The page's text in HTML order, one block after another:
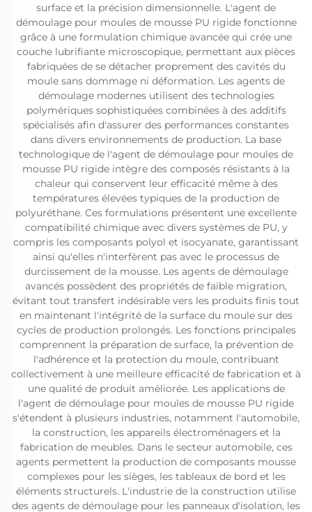
surface et la précision dimensionnelle. L'agent de
démoulage pour moules de mousse PU rigide fonctionne
grâce à une formulation chimique avancée qui crée une
couche lubrifiante microscopique, permettant aux pièces
fabriquées de se détacher proprement des cavités du
moule sans dommage ni déformation. Les agents de
démoulage modernes utilisent des technologies
polymériques sophistiquées combinées à des additifs
spécialisés afin d'assurer des performances constantes
dans divers environnements de production. La base
technologique de l'agent de démoulage pour moules de
mousse PU rigide intègre des composés résistants à la
chaleur qui conservent leur efficacité même à des
températures élevées typiques de la production de
polyuréthane. Ces formulations présentent une excellente
compatibilité chimique avec divers systèmes de PU, y
compris les composants polyol et isocyanate, garantissant
ainsi qu'elles n'interfèrent pas avec le processus de
durcissement de la mousse. Les agents de démoulage
avancés possèdent des propriétés de faible migration,
évitant tout transfert indésirable vers les produits finis tout
en maintenant l'intégrité de la surface du moule sur des
cycles de production prolongés. Les fonctions principales
comprennent la préparation de surface, la prévention de
l'adhérence et la protection du moule, contribuant
collectivement à une meilleure efficacité de fabrication et à
une qualité de produit améliorée. Les applications de
l'agent de démoulage pour moules de mousse PU rigide
s'étendent à plusieurs industries, notamment l'automobile,
la construction, les appareils électroménagers et la
fabrication de meubles. Dans le secteur automobile, ces
agents permettent la production de composants mousse
complexes pour les sièges, les tableaux de bord et les
éléments structurels. L'industrie de la construction utilise
des agents de démoulage pour les panneaux d'isolation, les